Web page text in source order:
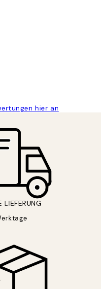
hier an
LIEFERUNG